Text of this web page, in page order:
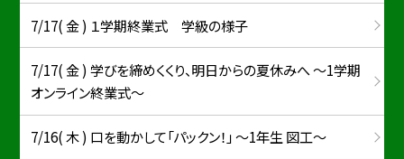
7/17( 金 ) １学期終業式 学級の様子
7/17( 金 ) 学びを締めくくり、明日からの夏休みへ ～1学期
オンライン終業式～
7/16( 木 ) 口を動かして「パックン！」 ～1年生 図工～